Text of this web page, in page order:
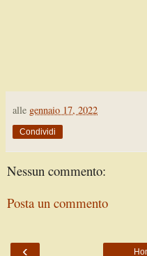
alle gennaio 17, 2022
Condividi
Nessun commento:
Posta un commento
‹